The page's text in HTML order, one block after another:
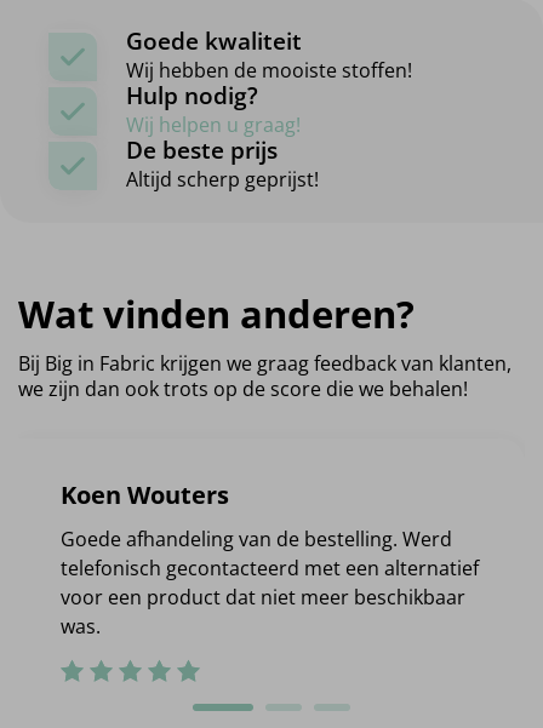
Goede kwaliteit
Wij hebben de mooiste stoffen!
Hulp nodig?
Wij helpen u graag!
De beste prijs
Altijd scherp geprijst!
Wat vinden anderen?
Bij Big in Fabric krijgen we graag feedback van klanten,
we zijn dan ook trots op de score die we behalen!
Koen Wouters
Goede afhandeling van de bestelling. Werd
telefonisch gecontacteerd met een alternatief
voor een product dat niet meer beschikbaar
was.